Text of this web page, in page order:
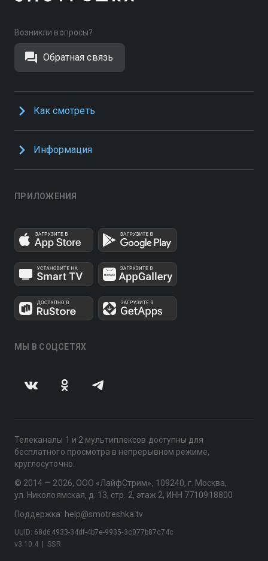
Возникли вопросы?
Обратная связь
Как смотреть
Информация
ПРИЛОЖЕНИЯ
МЫ В СОЦСЕТЯХ
Телеканалы 1 и 2 мультиплексов доступны для
бесплатного просмотра в непрерывном режиме,
круглосуточно.
© 2014 — 2026, ООО «ЛайфСтрим», 109240, г. Москва,
ул. Николоямская, д. 13, стр. 2, этаж 2, ИНН 7710918800
Поддержка: help@smotreshka.tv
v3.10.4 SSR
UUID: 68d64933-34df-4b7e-9935-3c077b87c74c